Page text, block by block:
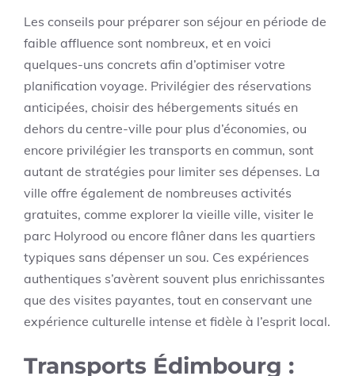
Les conseils pour préparer son séjour en période de
faible affluence sont nombreux, et en voici
quelques-uns concrets afin d’optimiser votre
planification voyage. Privilégier des réservations
anticipées, choisir des hébergements situés en
dehors du centre-ville pour plus d’économies, ou
encore privilégier les transports en commun, sont
autant de stratégies pour limiter ses dépenses. La
ville offre également de nombreuses activités
gratuites, comme explorer la vieille ville, visiter le
parc Holyrood ou encore flâner dans les quartiers
typiques sans dépenser un sou. Ces expériences
authentiques s’avèrent souvent plus enrichissantes
que des visites payantes, tout en conservant une
expérience culturelle intense et fidèle à l’esprit local.
Transports Édimbourg :